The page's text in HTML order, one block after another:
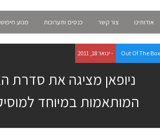
אודותינו צור קשר כנסים ותערוכות מנוע
Out Of The Box - ינואר 18, 2011
המותאמות במיוחד